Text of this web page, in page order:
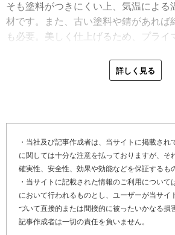
そも塗料がつきにくい上、気温による
材です。また、古い塗料や錆があれば
も必要。美しく仕上げるため、プラ
また、神奈川県伊勢原市の屋根塗装工
事が求められます。
「乾燥前の塗料に霜が降りると塗装が
の冷え込む時間帯と乾燥させる時間が
算して施工しています。また、気温を
率を変更することも美しく仕上げるコ
た塗料だと、既定の耐久年数より早く
詳しく見る
・当社及び記事作成者は、当サイトに掲載され
に関しては十分な注意を払っておりますが、そ
確実性、安全性、効果や効能などを保証するも
・当サイトに記載された情報のご利用について
において行われるものとし、ユーザーが当サイ
づいて直接的または間接的に被ったいかなる損
記事作成者は一切の責任を負いません。